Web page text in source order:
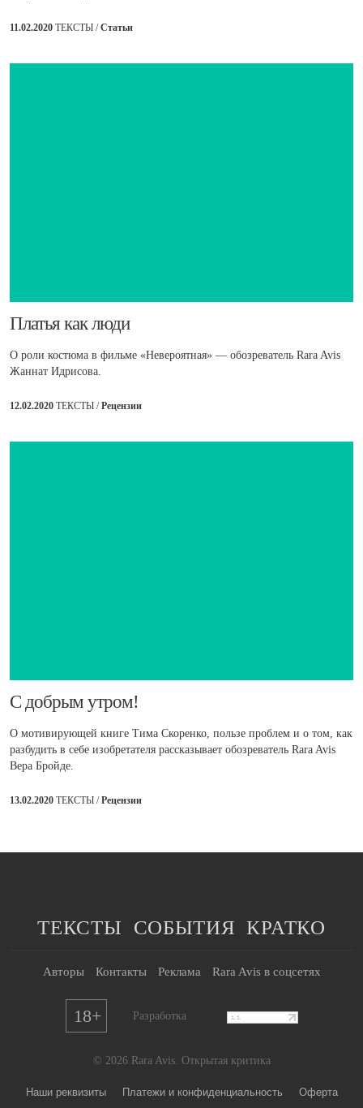
11.02.2020 ТЕКСТЫ /Статьи
​Платья как люди
О роли костюма в фильме «Невероятная» — обозреватель Rara Avis
Жаннат Идрисова.
12.02.2020 ТЕКСТЫ /Рецензии
​С добрым утром!
О мотивирующей книге Тима Скоренко, пользе проблем и о том, как
разбудить в себе изобретателя рассказывает обозреватель Rara Avis
Вера Бройде.
13.02.2020 ТЕКСТЫ /Рецензии
ТЕКСТЫ СОБЫТИЯ КРАТКО
Авторы Контакты Реклама Rara Avis в соцсетях
18+ Разработка
© 2026 Rara Avis. Открытая критика
Наши реквизиты Платежи и конфиденциальность Оферта